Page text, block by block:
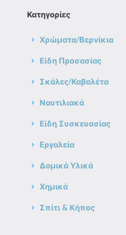
Κατηγορίες
Χρώματα/Βερνίκια
Είδη Προσασίας
Σκάλες/Καβαλέτα
Ναυτιλιακά
Είδη Συσκευασίας
Εργαλεία
Δομικά Υλικά
Χημικά
Σπίτι & Κήπος